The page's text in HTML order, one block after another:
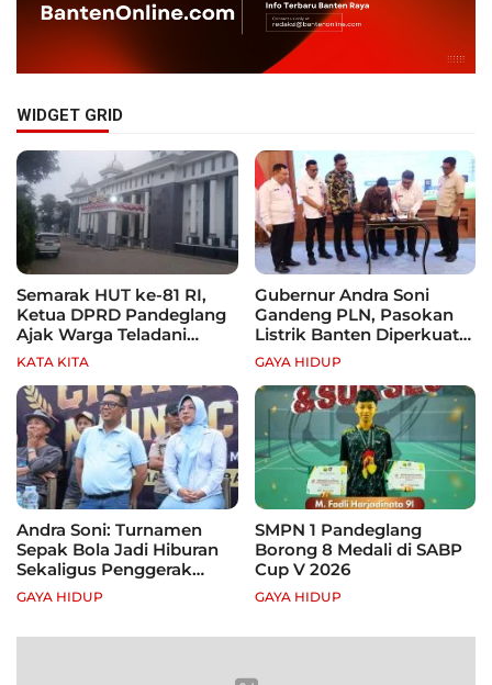
WIDGET GRID
Semarak HUT ke-81 RI,
Ketua DPRD Pandeglang
Ajak Warga Teladani
Semangat Para Pahlawan
KATA KITA
Gubernur Andra Soni
Gandeng PLN, Pasokan
Listrik Banten Diperkuat
demi Genjot Investasi
GAYA HIDUP
Andra Soni: Turnamen
Sepak Bola Jadi Hiburan
Sekaligus Penggerak
Ekonomi Rakyat
GAYA HIDUP
SMPN 1 Pandeglang
Borong 8 Medali di SABP
Cup V 2026
GAYA HIDUP